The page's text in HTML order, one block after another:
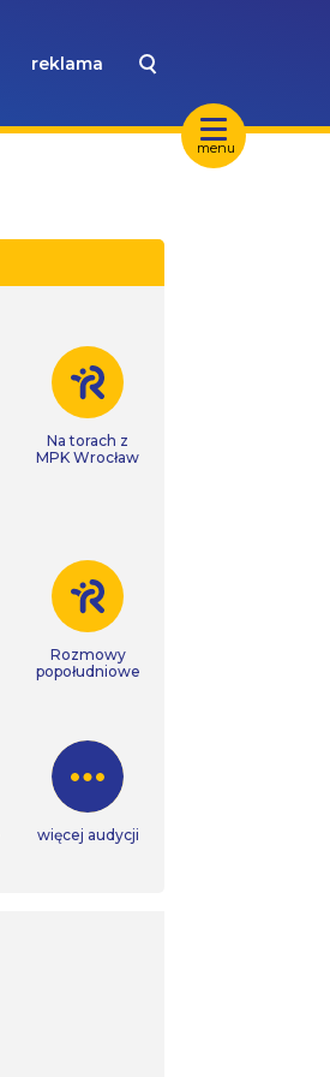
menu
reklama
Na torach z
MPK Wrocław
Rozmowy
popołudniowe
więcej audycji